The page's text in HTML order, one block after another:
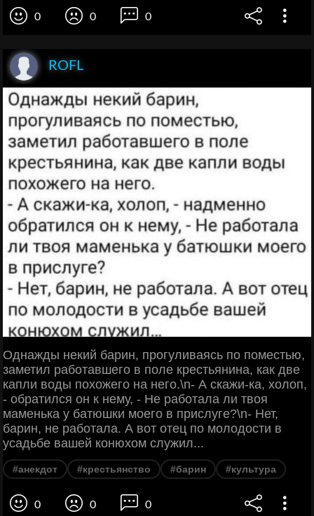
0 0 0
ROFL
Однажды некий барин, прогуливаясь по поместью,
заметил работавшего в поле крестьянина, как две
капли воды похожего на него.\n- А скажи-ка, холоп,
- обратился он к нему, - Не работала ли твоя
маменька у батюшки моего в прислуге?\n- Нет,
барин, не работала. А вот отец по молодости в
усадьбе вашей конюхом служил...
#анекдот #крестьянство #барин #культура
0 0 0